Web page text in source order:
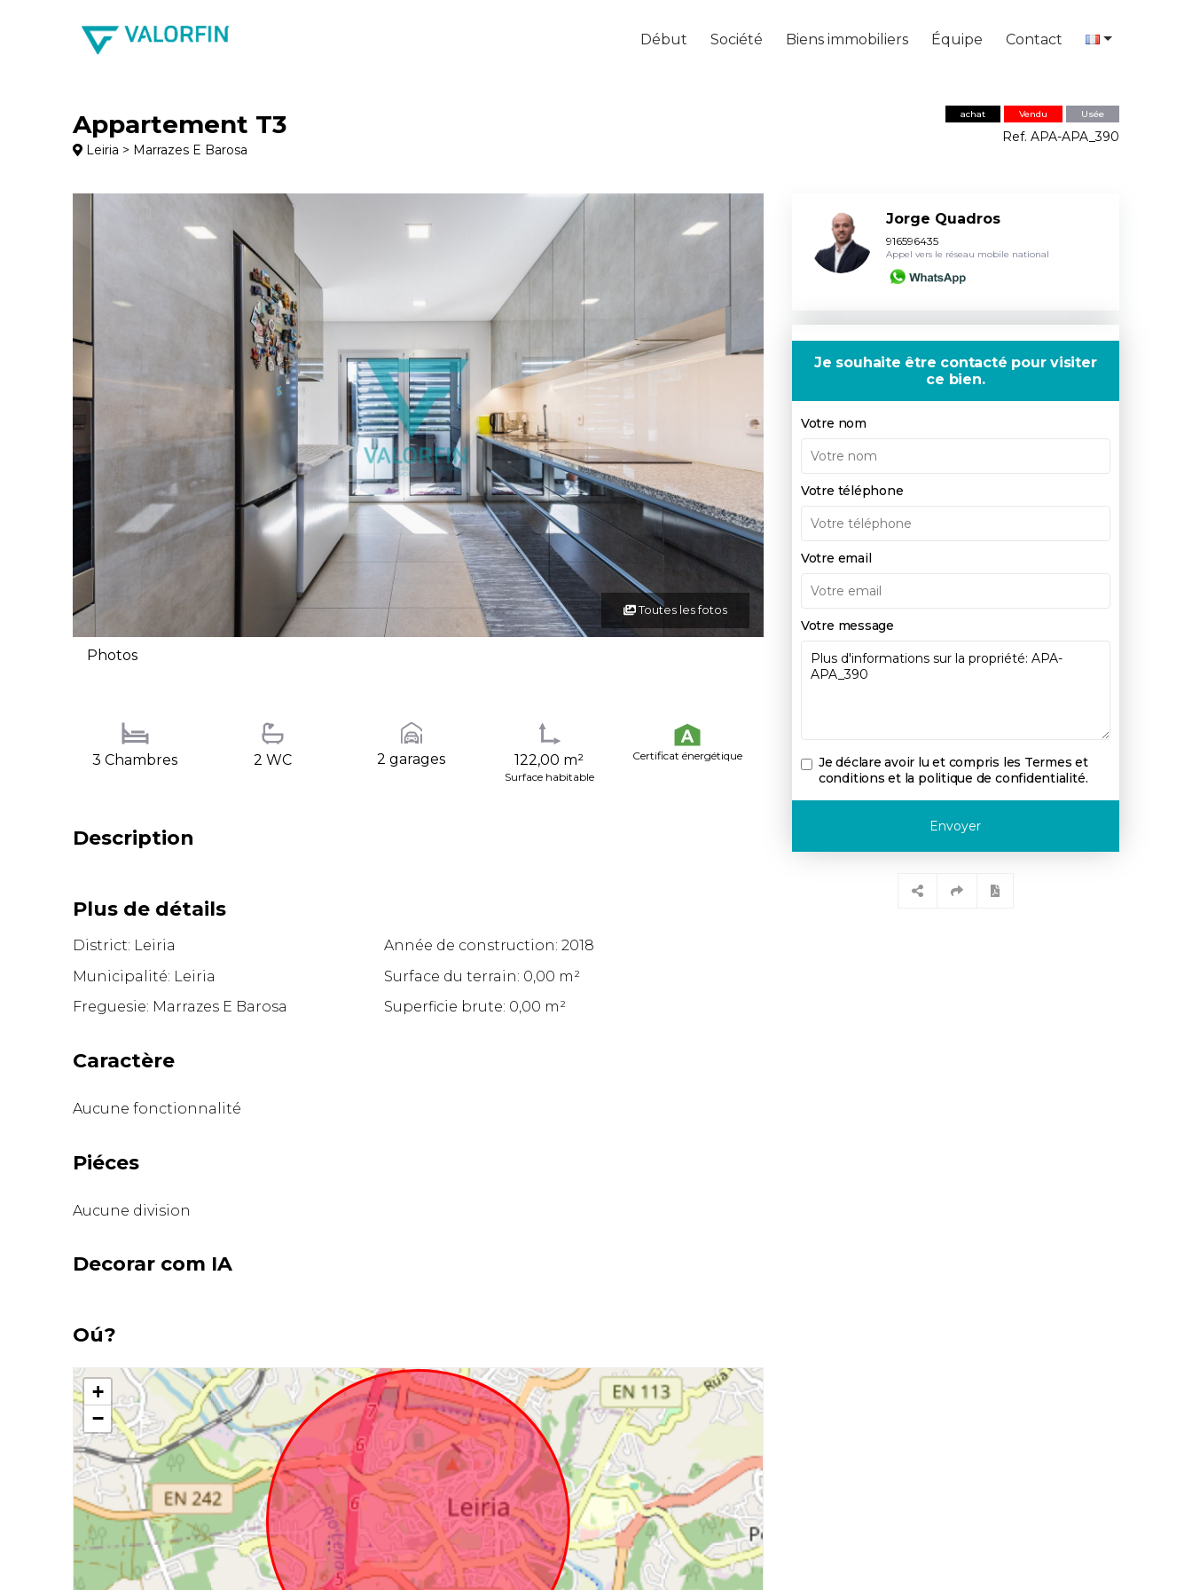
Début Société Biens immobiliers Équipe Contact
Appartement T3
Leiria > Marrazes E Barosa
achat Vendu Usée
Ref. APA-APA_390
Toutes les fotos
Photos
3 Chambres 2 WC 2 garages 122,00 m²
Surface habitable
Certificat énergétique
Description
Plus de détails
District: Leiria
Année de construction: 2018
Municipalité: Leiria
Surface du terrain: 0,00 m²
Freguesie: Marrazes E Barosa
Superficie brute: 0,00 m²
Caractère
Aucune fonctionnalité
Piéces
Aucune division
Decorar com IA
Oú?
+
−
Jorge Quadros
916596435
Appel vers le réseau mobile national
Je souhaite être contacté pour visiter
ce bien.
Votre nom
Votre téléphone
Votre email
Votre message
Je déclare avoir lu et compris les Termes et
conditions et la politique de confidentialité.
Envoyer